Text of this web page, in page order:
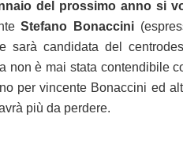
del prossimo anno si
Stefano Bonaccini
sarà candidata del
non è mai stata contendibile
per vincente Bonaccini ed
più da perdere.